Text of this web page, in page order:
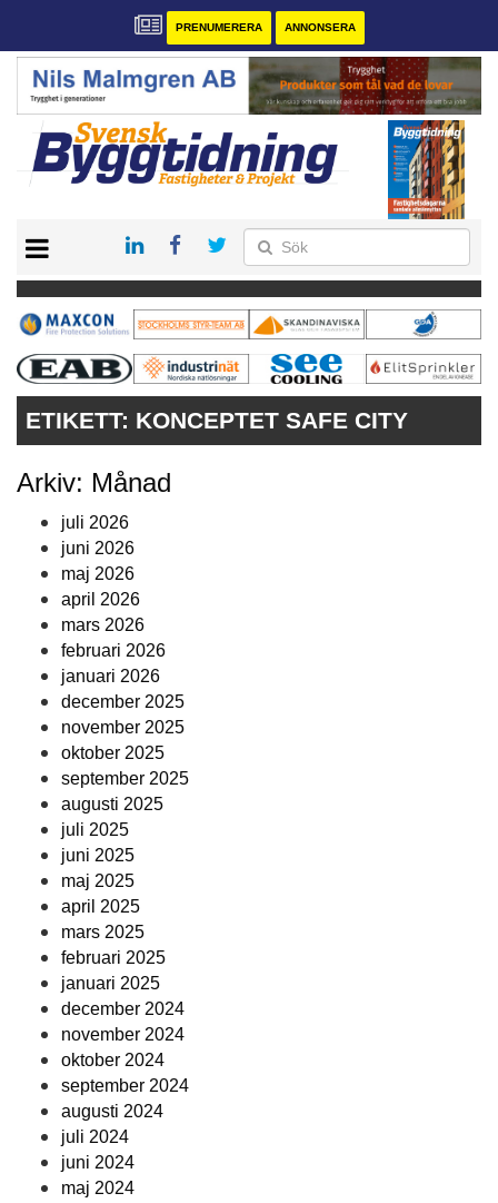
PRENUMERERA ANNONSERA
PRENUMERERA
VÅRA ANDRA MAGASIN
ANNONSERA
KONTAKT
ETIKETT: KONCEPTET SAFE CITY
Arkiv: Månad
juli 2026
juni 2026
maj 2026
april 2026
mars 2026
februari 2026
januari 2026
december 2025
november 2025
oktober 2025
september 2025
augusti 2025
juli 2025
juni 2025
maj 2025
april 2025
mars 2025
februari 2025
januari 2025
december 2024
november 2024
oktober 2024
september 2024
augusti 2024
juli 2024
juni 2024
maj 2024